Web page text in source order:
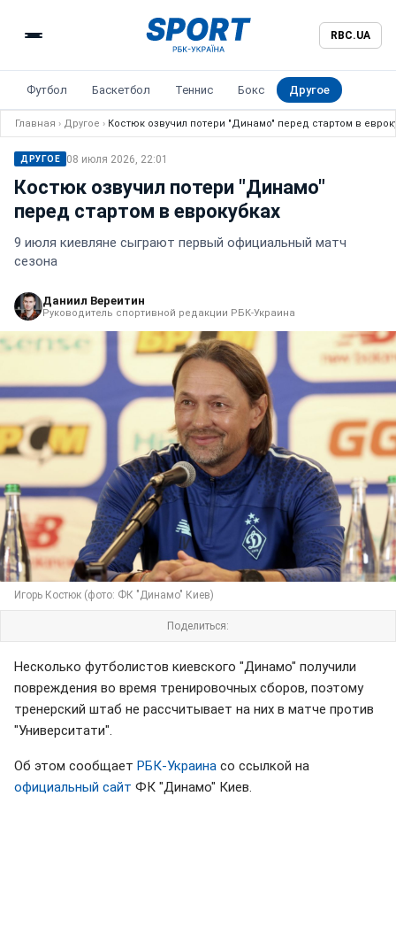
RBC.UA
Футбол Баскетбол Теннис Бокс Другое
Главная › Другое › Костюк озвучил потери "Динамо" перед стартом в
ДРУГОЕ 08 июля 2026, 22:01
Костюк озвучил потери "Динамо"
перед стартом в еврокубках
9 июля киевляне сыграют первый официальный матч
сезона
Даниил Вереитин
Руководитель спортивной редакции РБК-Украина
Игорь Костюк (фото: ФК "Динамо" Киев)
Поделиться:
Несколько футболистов киевского "Динамо" получили
повреждения во время тренировочных сборов, поэтому
тренерский штаб не рассчитывает на них в матче против
"Университати".
Об этом сообщает РБК-Украина со ссылкой на
официальный сайт ФК "Динамо" Киев.